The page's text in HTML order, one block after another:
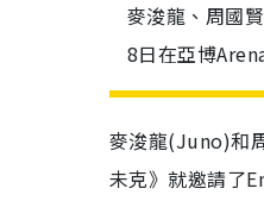
麥浚龍、周國
8日在亞博
麥浚龍(Juno)和
未克》就邀請了